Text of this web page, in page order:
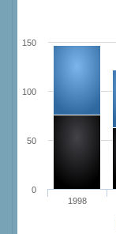
1998
0
50
100
150